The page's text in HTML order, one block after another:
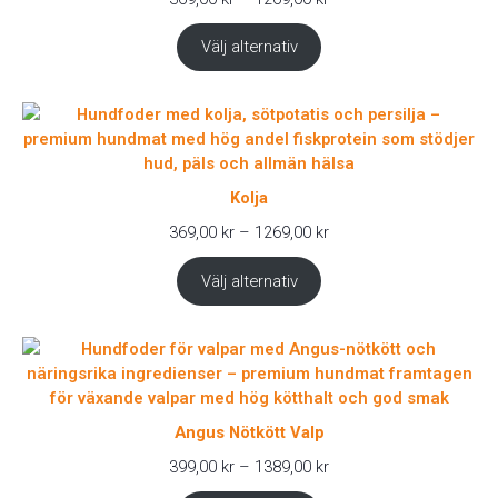
Välj alternativ
Kolja
369,00 kr – 1269,00 krPrisintervall:
Välj alternativ
Angus Nötkött Valp
399,00 kr – 1389,00 krPrisintervall: